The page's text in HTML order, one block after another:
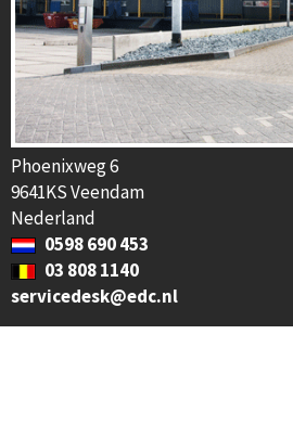
Phoenixweg 6
9641KS Veendam
Nederland
0598 690 453
03 808 1140
servicedesk@edc.nl